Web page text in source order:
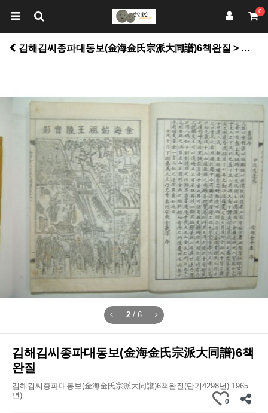
0
김해김씨종파대동보(金海金氏宗派大同譜)6책완질 > 고서적
2 / 6
김해김씨종파대동보(金海金氏宗派大同譜)6책
완질
김해김씨종파대동보(金海金氏宗派大同譜)6책완질(단기4298년) 1965
년)
0